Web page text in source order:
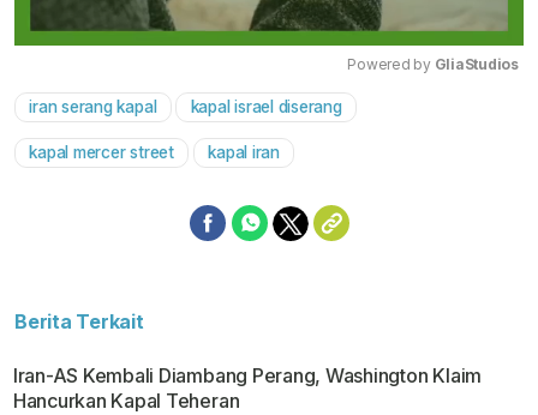
Powered by GliaStudios
iran serang kapal kapal israel diserang
kapal mercer street kapal iran
Berita Terkait
Iran-AS Kembali Diambang Perang, Washington Klaim
Hancurkan Kapal Teheran